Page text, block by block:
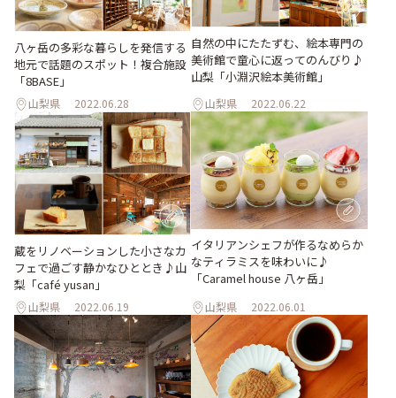
八ヶ岳の多彩な暮らしを発信する
地元で話題のスポット！複合施設
「8BASE」
山梨県 2022.06.28
自然の中にたたずむ、絵本専門の
美術館で童心に返ってのんびり♪
山梨「小淵沢絵本美術館」
山梨県 2022.06.22
蔵をリノベーションした小さなカ
フェで過ごす静かなひととき♪山
梨「café yusan」
山梨県 2022.06.19
イタリアンシェフが作るなめらか
なティラミスを味わいに♪
「Caramel house 八ヶ岳」
山梨県 2022.06.01